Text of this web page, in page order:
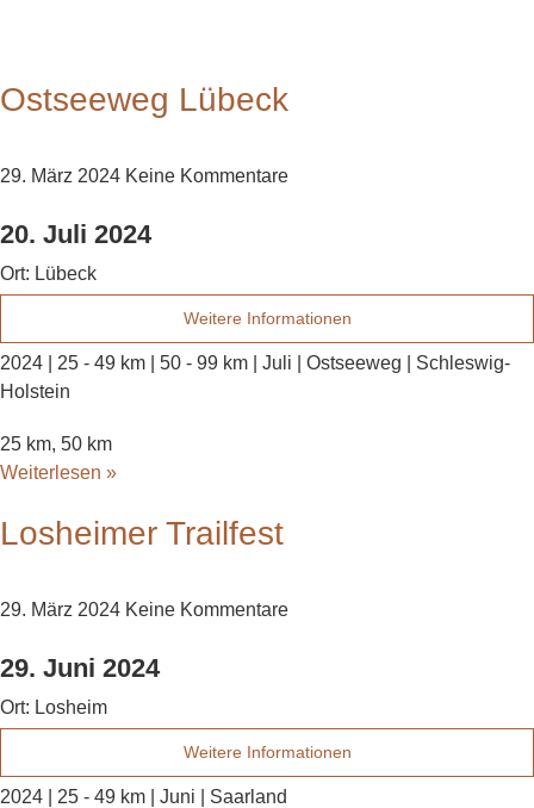
Ostseeweg Lübeck
29. März 2024 Keine Kommentare
20. Juli 2024
Ort: Lübeck
Weitere Informationen
2024 | 25 - 49 km | 50 - 99 km | Juli | Ostseeweg | Schleswig-
Holstein
25 km, 50 km
Weiterlesen »
Losheimer Trailfest
29. März 2024 Keine Kommentare
29. Juni 2024
Ort: Losheim
Weitere Informationen
2024 | 25 - 49 km | Juni | Saarland